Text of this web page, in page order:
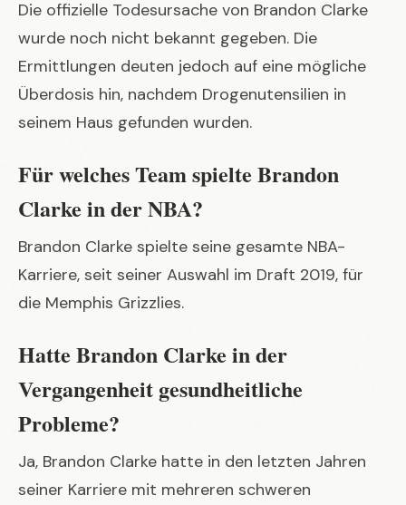
Die offizielle Todesursache von Brandon Clarke
wurde noch nicht bekannt gegeben. Die
Ermittlungen deuten jedoch auf eine mögliche
Überdosis hin, nachdem Drogenutensilien in
seinem Haus gefunden wurden.
Für welches Team spielte Brandon
Clarke in der NBA?
Brandon Clarke spielte seine gesamte NBA-
Karriere, seit seiner Auswahl im Draft 2019, für
die Memphis Grizzlies.
Hatte Brandon Clarke in der
Vergangenheit gesundheitliche
Probleme?
Ja, Brandon Clarke hatte in den letzten Jahren
seiner Karriere mit mehreren schweren